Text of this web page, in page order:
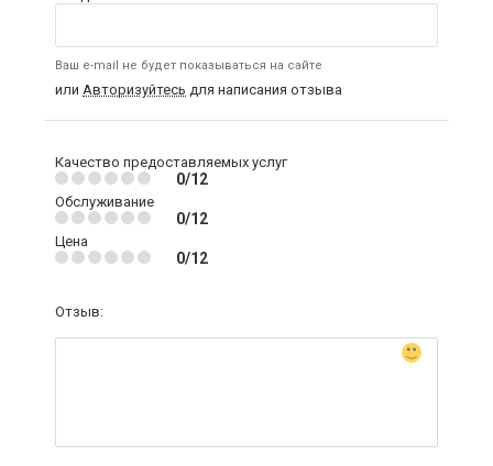
Ваш e-mail не будет показываться на сайте
или Авторизуйтесь для написания отзыва
Качество предоставляемых услуг
0/12
Обслуживание
0/12
Цена
0/12
Отзыв: